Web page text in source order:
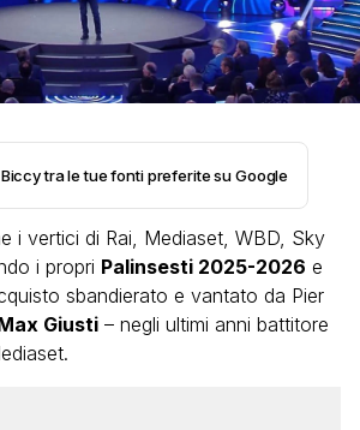
tra le tue fonti preferite su Google
i vertici di Rai, Mediaset, WBD, Sky
i propri Palinsesti 2025-2026 e
sbandierato e vantato da Pier
Giusti – negli ultimi anni battitore